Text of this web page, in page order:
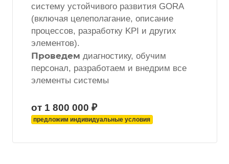
систему устойчивого развития GORA
(включая целеполагание, описание
процессов, разработку KPI и других
элементов).
Проведем диагностику, обучим
персонал, разработаем и внедрим все
элементы системы
от 1 800 000 ₽
предложим индивидуальные условия